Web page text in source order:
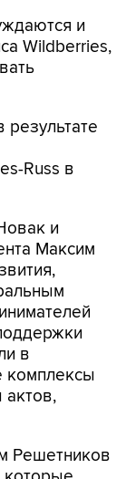
и
Wildberries,
Russ в
и
Максим
в
комплексы
актов,
Решетников